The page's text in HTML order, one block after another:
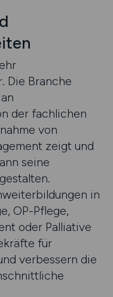
Die Branche
der fachlichen
von
zeigt und
seine
in
OP-Pflege,
oder Palliative
für
verbessern die